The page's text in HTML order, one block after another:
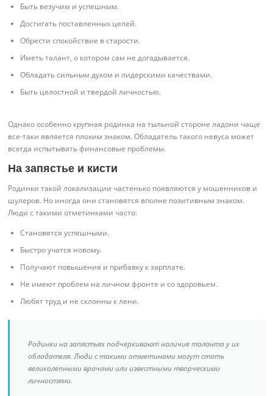
Быть везучим и успешным.
Достигать поставленных целей.
Обрести спокойствие в старости.
Иметь талант, о котором сам не догадывается.
Обладать сильным духом и лидерскими качествами.
Быть целостной и твердой личностью.
Однако особенно крупная родинка на тыльной стороне ладони чаще
все-таки является плохим знаком. Обладатель такого невуса может
всегда испытывать финансовые проблемы.
На запястье и кисти
Родинки такой локализации частенько появляются у мошенников и
шулеров. Но иногда они становятся вполне позитивным знаком.
Люди с такими отметинками часто:
Становятся успешными.
Быстро учатся новому.
Получают повышения и прибавку к зарплате.
Не имеют проблем на личном фронте и со здоровьем.
Любят труд и не склонны к лени.
Родинки на запястьях подчеркивают наличие таланта у их
обладателя. Люди с такими отметинами могут стать
великолепными врачами или известными творческими
личностями.